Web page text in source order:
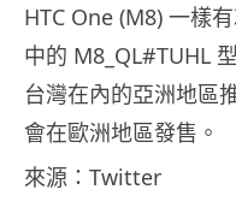
HTC One (M8) 一樣
中的 M8_QL#TUHL
台灣在內的亞洲地區
會在歐洲地區發售。
來源：Twitter